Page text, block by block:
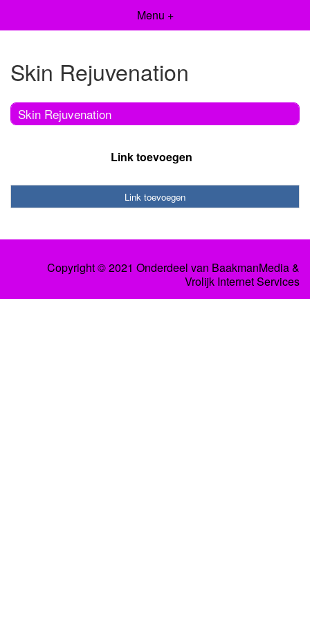
Menu +
Skin Rejuvenation
Skin Rejuvenation
Link toevoegen
Link toevoegen
Copyright © 2021 Onderdeel van BaakmanMedia&
Vrolijk Internet Services